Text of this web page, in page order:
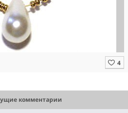
комментарии